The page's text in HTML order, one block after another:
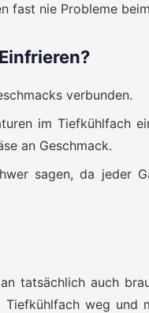
fast nie Probleme
verbunden.
im Tiefkühlfach
an Geschmack.
sagen, da jeder
tatsächlich auch
weg und